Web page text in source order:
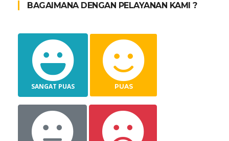
BAGAIMANA DENGAN PELAYANAN KAMI ?
SANGAT PUAS PUAS